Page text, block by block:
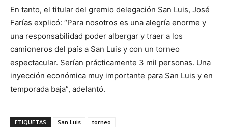
En tanto, el titular del gremio delegación San Luis, José
Farías explicó: “Para nosotros es una alegría enorme y
una responsabilidad poder albergar y traer a los
camioneros del país a San Luis y con un torneo
espectacular. Serían prácticamente 3 mil personas. Una
inyección económica muy importante para San Luis y en
temporada baja”, adelantó.
ETIQUETAS San Luis torneo